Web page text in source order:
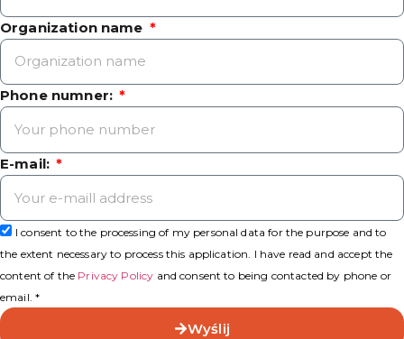
Organization name
Phone numner:
E-mail:
I consent to the processing of my personal data for the purpose and to
the extent necessary to process this application. I have read and accept the
content of the Privacy Policy and consent to being contacted by phone or
email. *
Wyślij